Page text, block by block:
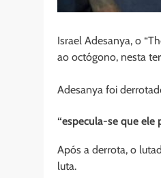
Israel Adesanya, o
ao octógono, nesta
Adesanya foi
“especula-se que ele
Após a derrota, o
luta.